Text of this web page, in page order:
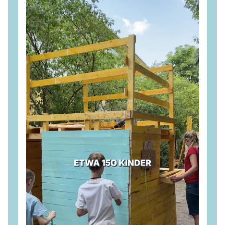
Wir setzen uns dafür ein, dass dieser Wandel sozial
verträglich, wirtschaftlich tragfähig und mit klarer
Perspektive für die Beschäftigten gestaltet wird. 💪
#CDU#Brandenburg#Lausitz #Wirtschaft
Industrie
#Energie